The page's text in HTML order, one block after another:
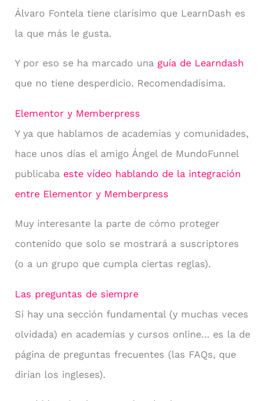
Álvaro Fontela tiene clarísimo que LearnDash es
la que más le gusta.
Y por eso se ha marcado una guía de Learndash
que no tiene desperdicio. Recomendadísima.
Elementor y Memberpress
Y ya que hablamos de academias y comunidades,
hace unos días el amigo Ángel de MundoFunnel
publicaba este vídeo hablando de la integración
entre Elementor y Memberpress
Muy interesante la parte de cómo proteger
contenido que solo se mostrará a suscriptores
(o a un grupo que cumpla ciertas reglas).
Las preguntas de siempre
Si hay una sección fundamental (y muchas veces
olvidada) en academias y cursos online… es la de
página de preguntas frecuentes (las FAQs, que
dirían los ingleses).